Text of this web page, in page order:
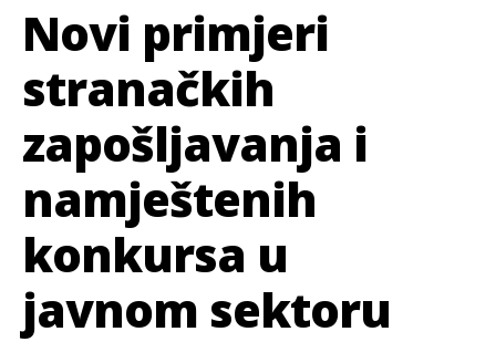
Novi primjeri
stranačkih
zapošljavanja i
namještenih
konkursa u
javnom sektoru